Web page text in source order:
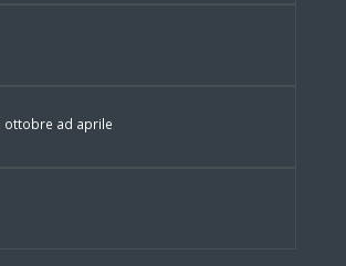
ottobre ad aprile